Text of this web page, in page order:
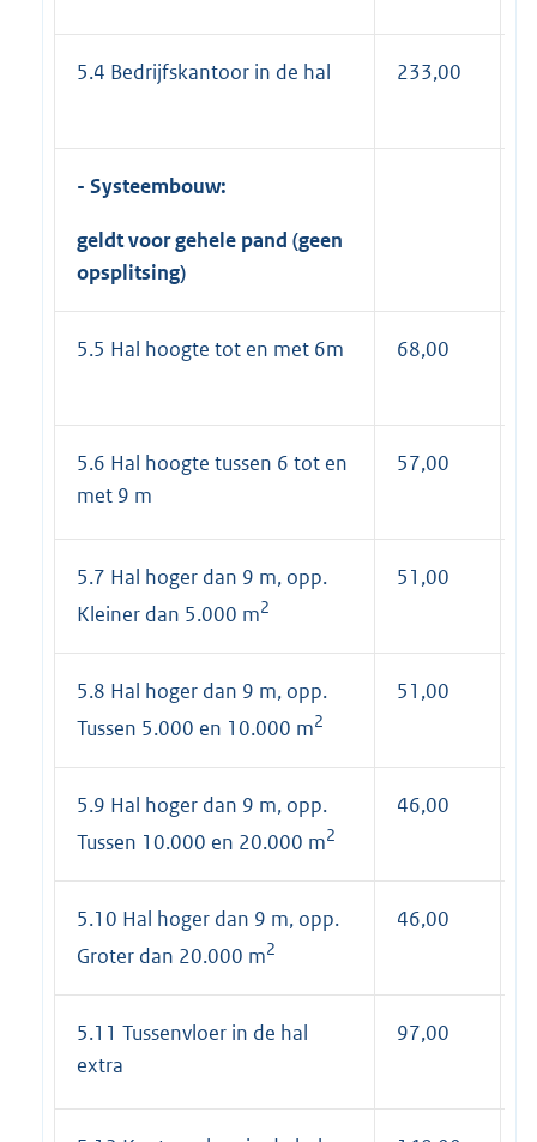
5.4 Bedrijfskantoor in de hal 233,00
- Systeembouw:
geldt voor gehele pand (geen
opsplitsing)
5.5 Hal hoogte tot en met 6m 68,00
5.6 Hal hoogte tussen 6 tot en
met 9 m
57,00
5.7 Hal hoger dan 9 m, opp.
Kleiner dan 5.000 m2
51,00
5.8 Hal hoger dan 9 m, opp.
Tussen 5.000 en 10.000 m2
51,00
5.9 Hal hoger dan 9 m, opp.
Tussen 10.000 en 20.000 m2
46,00
5.10 Hal hoger dan 9 m, opp.
Groter dan 20.000 m2
46,00
5.11 Tussenvloer in de hal
extra
97,00